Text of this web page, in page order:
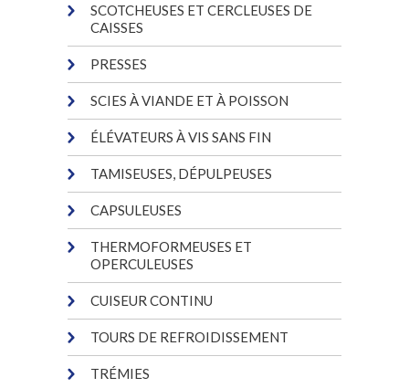
SCOTCHEUSES ET CERCLEUSES DE
CAISSES
PRESSES
SCIES À VIANDE ET À POISSON
ÉLÉVATEURS À VIS SANS FIN
TAMISEUSES, DÉPULPEUSES
CAPSULEUSES
THERMOFORMEUSES ET
OPERCULEUSES
CUISEUR CONTINU
TOURS DE REFROIDISSEMENT
TRÉMIES